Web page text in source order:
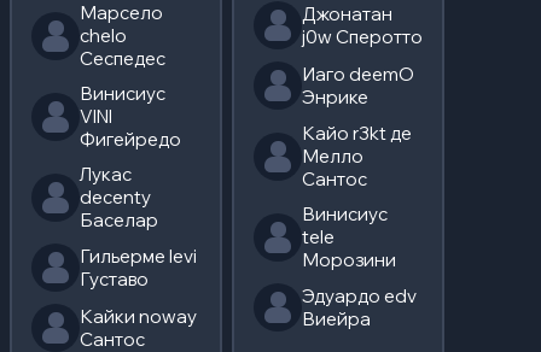
Марсело
chelo
Сеспедес
Винисиус
VINI
Фигейредо
Лукас
decenty
Баселар
Гильерме levi
Густаво
Кайки noway
Сантос
Джонатан
j0w Сперотто
Иаго deemO
Энрике
Кайо r3kt де
Мелло
Сантос
Винисиус
tele
Морозини
Эдуардо edv
Виейра